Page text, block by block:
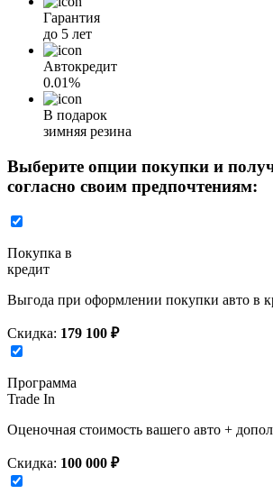
Гарантия
до 5 лет
Автокредит
0.01%
В подарок
зимняя резина
Выберите опции покупки и
согласно своим предпочтениям:
Покупка в
кредит
Выгода при оформлении покупки авто в
Скидка: 179 100 ₽
Программа
Trade In
Оценочная стоимость вашего авто +
Скидка: 100 000 ₽